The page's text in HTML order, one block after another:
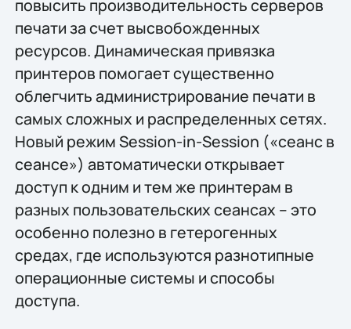
повысить производительность серверов
печати за счет высвобожденных
ресурсов. Динамическая привязка
принтеров помогает существенно
облегчить администрирование печати в
самых сложных и распределенных сетях.
Новый режим Session-in-Session («сеанс в
сеансе») автоматически открывает
доступ к одним и тем же принтерам в
разных пользовательских сеансах – это
особенно полезно в гетерогенных
средах, где используются разнотипные
операционные системы и способы
доступа.